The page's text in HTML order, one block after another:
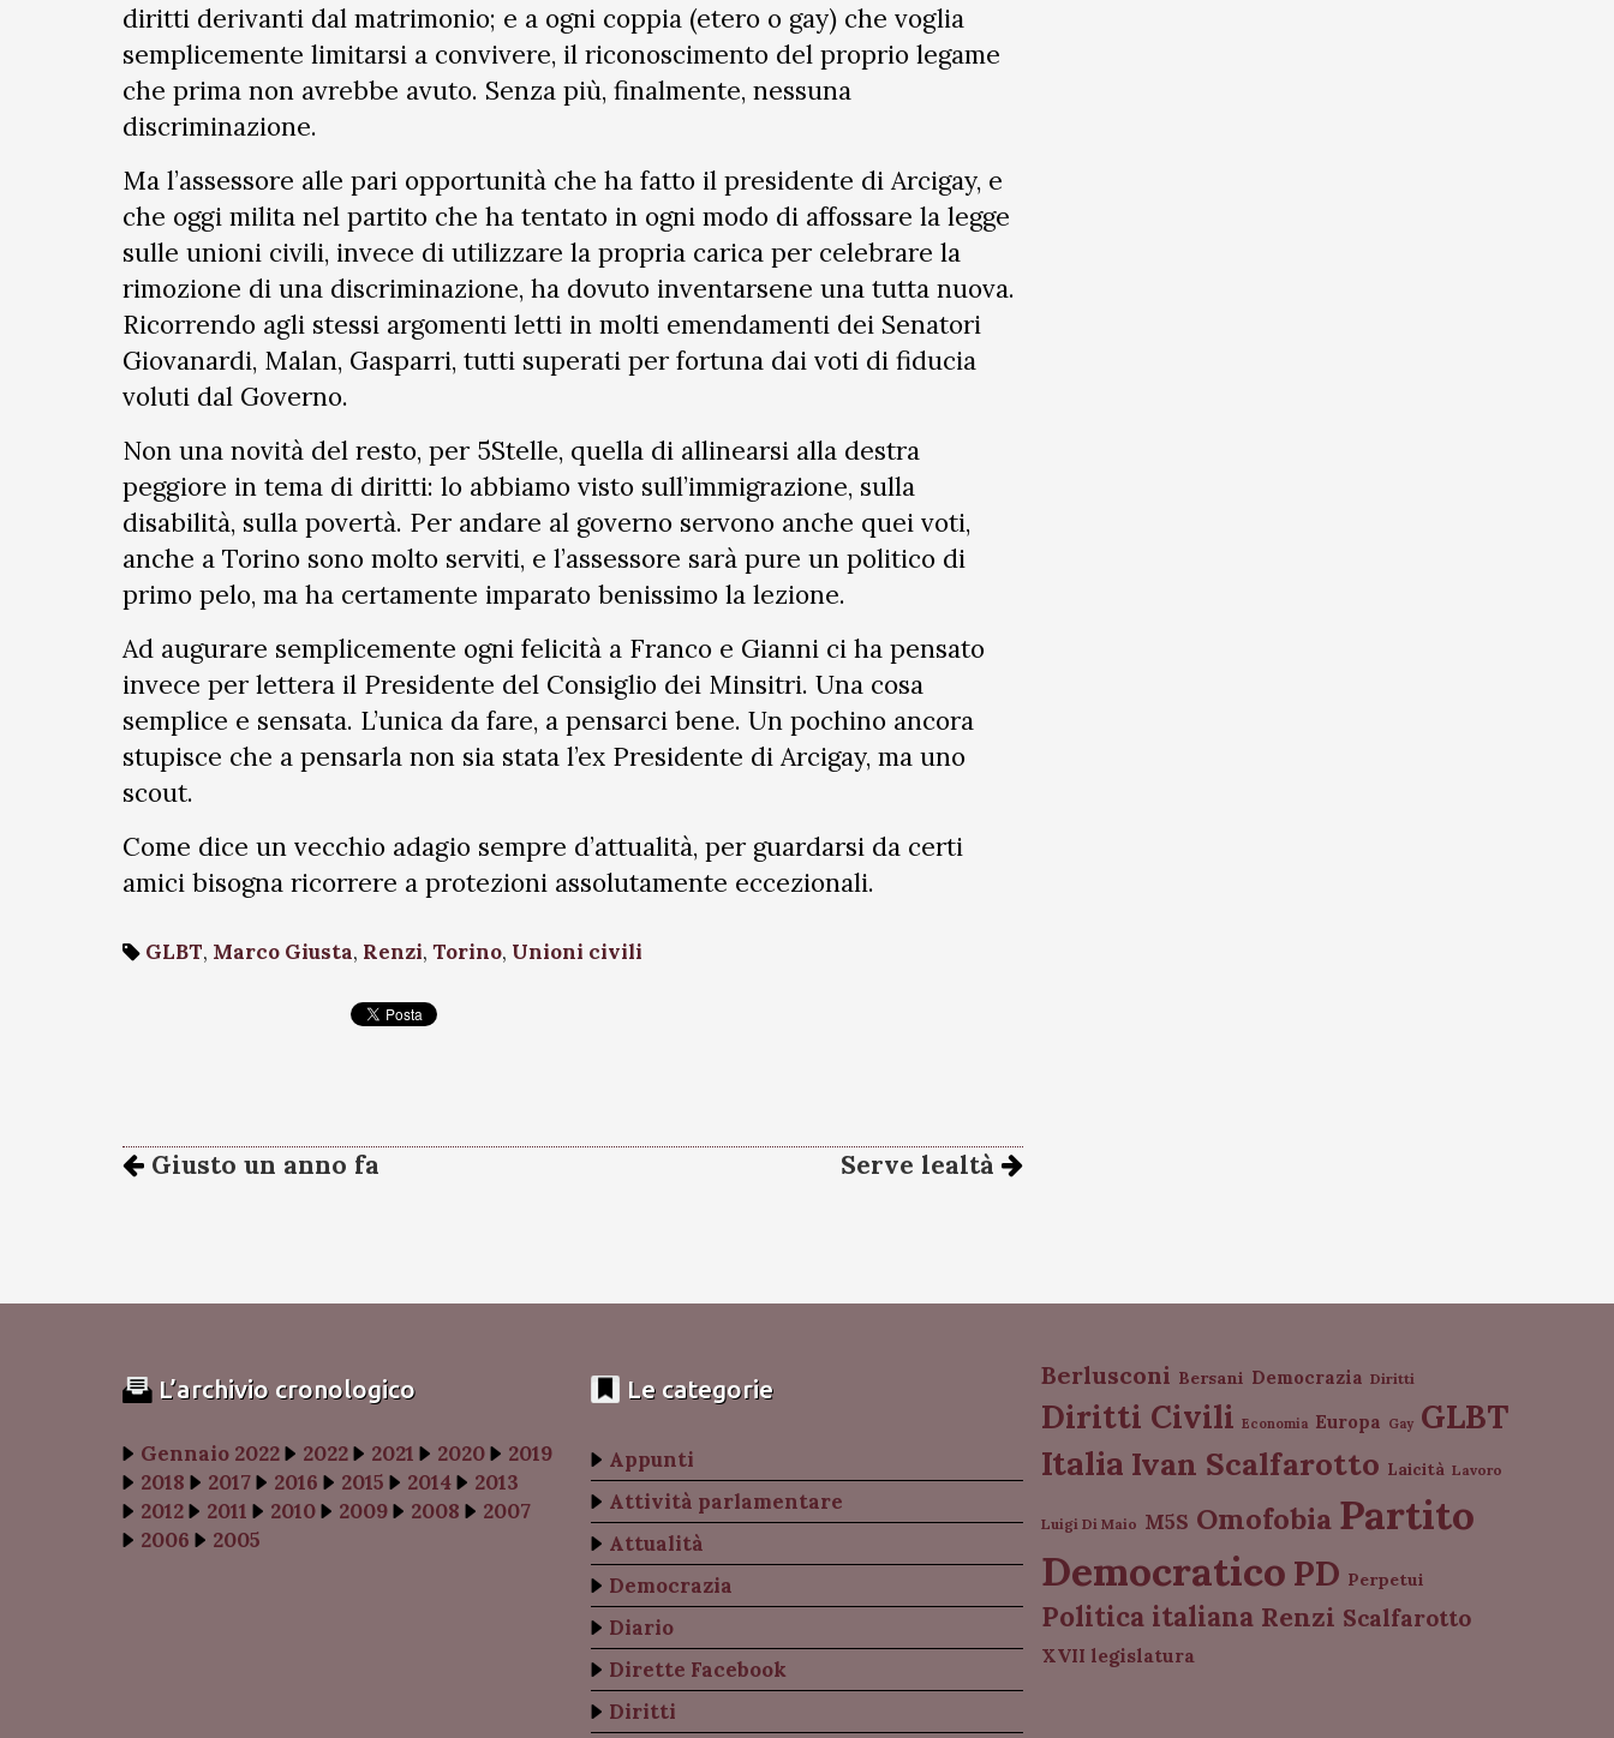
diritti derivanti dal matrimonio; e a ogni coppia (etero o gay) che voglia
semplicemente limitarsi a convivere, il riconoscimento del proprio legame
che prima non avrebbe avuto. Senza più, finalmente, nessuna
discriminazione.
Ma l’assessore alle pari opportunità che ha fatto il presidente di Arcigay, e
che oggi milita nel partito che ha tentato in ogni modo di affossare la legge
sulle unioni civili, invece di utilizzare la propria carica per celebrare la
rimozione di una discriminazione, ha dovuto inventarsene una tutta nuova.
Ricorrendo agli stessi argomenti letti in molti emendamenti dei Senatori
Giovanardi, Malan, Gasparri, tutti superati per fortuna dai voti di fiducia
voluti dal Governo.
Non una novità del resto, per 5Stelle, quella di allinearsi alla destra
peggiore in tema di diritti: lo abbiamo visto sull’immigrazione, sulla
disabilità, sulla povertà. Per andare al governo servono anche quei voti,
anche a Torino sono molto serviti, e l’assessore sarà pure un politico di
primo pelo, ma ha certamente imparato benissimo la lezione.
Ad augurare semplicemente ogni felicità a Franco e Gianni ci ha pensato
invece per lettera il Presidente del Consiglio dei Minsitri. Una cosa
semplice e sensata. L’unica da fare, a pensarci bene. Un pochino ancora
stupisce che a pensarla non sia stata l’ex Presidente di Arcigay, ma uno
scout.
Come dice un vecchio adagio sempre d’attualità, per guardarsi da certi
amici bisogna ricorrere a protezioni assolutamente eccezionali.
GLBT, Marco Giusta, Renzi, Torino, Unioni civili
Giusto un anno fa Serve lealtà
L’archivio cronologico
Gennaio 2022 2022 2021 2020
2019
2018
2017 2016 2015 2014
2013
2012
2011 2010 2009 2008
2007
2006
2005
Le categorie
Appunti
Attività parlamentare
Attualità
Democrazia
Diario
Dirette Facebook
Diritti
Berlusconi Bersani Democrazia Diritti
Diritti Civili Economia Europa Gay GLBT
Italia Ivan Scalfarotto Laicità Lavoro
Luigi Di Maio M5S Omofobia Partito
Democratico PD Perpetui
Politica italiana Renzi Scalfarotto
XVII legislatura